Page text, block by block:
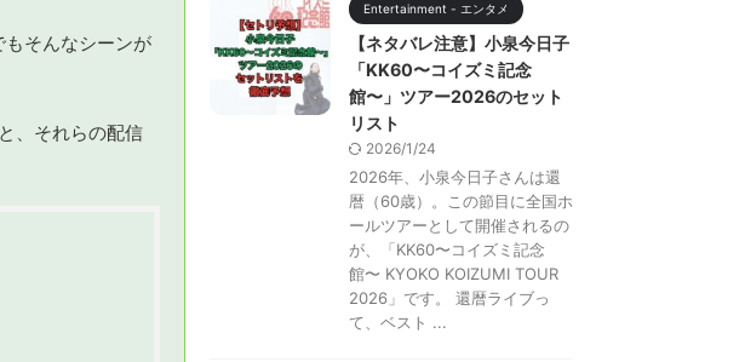
そんなシーンが
、それらの配信
Entertainment - エンタメ
【ネタバレ注意】小泉今日子
「KK60〜コイズミ記念
館〜」ツアー2026のセット
リスト
2026/1/24
2026年、小泉今日子さんは還
暦（60歳）。この節目に全国ホ
ールツアーとして開催されるの
が、「KK60〜コイズミ記念
館〜 KYOKO KOIZUMI TOUR
2026」です。 還暦ライブっ
て、ベスト ...